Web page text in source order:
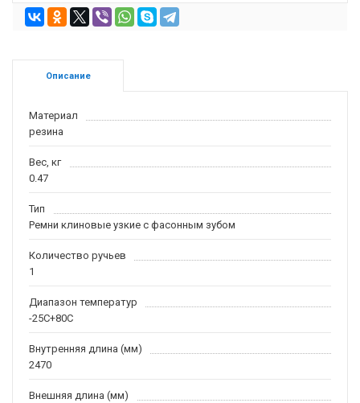
Описание
Материал
резина
Вес, кг
0.47
Тип
Ремни клиновые узкие с фасонным зубом
Количество ручьев
1
Диапазон температур
-25С+80С
Внутренняя длина (мм)
2470
Внешняя длина (мм)